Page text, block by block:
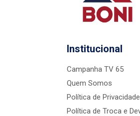
Institucional
Campanha TV 65
Quem Somos
Política de Privacidade
Política de Troca e